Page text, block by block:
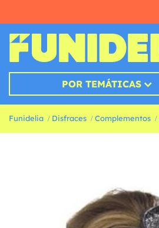
POR TEMÁTICAS
Funidelia Disfraces Complementos